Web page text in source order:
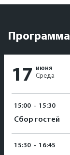
Программа
17 июня
Среда
15:00 - 15:30
Сбор гостей
15:30 - 16:45